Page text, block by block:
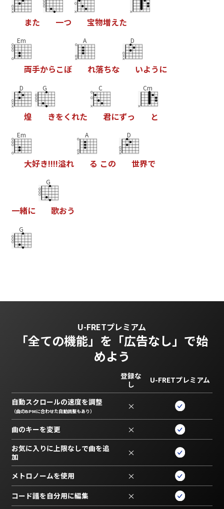
また 一つ 宝物増えた
Em
両手からこぼ
A
れ落ちな
D
いよう に
D
煌
G
きをく れた
C
君にずっ
Cm
と
Em
大好き!!!!溢れ
A
る この
D
世界で
一緒に
G
歌おう
G
U-FRETプレミアム
「全ての機能」を 「広告なし」で始
めよう
登録な
し
U-FRETプレミアム
自動スクロールの速度を調整
（曲のBPMに合わせた自動調整もあり） ×
曲のキーを変更 ×
お気に入りに上限なしで曲を追
加
×
メトロノームを使用 ×
コード譜を自分用に編集 ×